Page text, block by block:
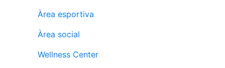
Àrea esportiva
Àrea social
Wellness Center